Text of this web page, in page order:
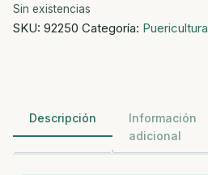
Sin existencias
SKU: 92250 Categoría: Puericultura
Descripción
Información
adicional